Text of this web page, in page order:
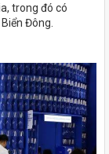
trong đó có
Đông.